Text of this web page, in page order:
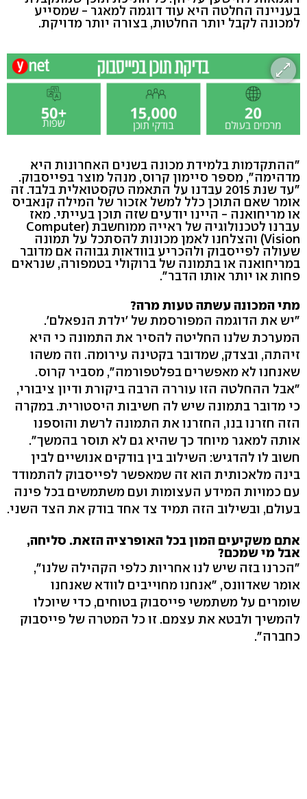
בעניינה החלטה היא עוד דוגמה למאגר - שמסייע
למכונה לקבל יותר החלטות, בצורה יותר מדויקת.
"ההתקדמות בלמידת מכונה בשנים האחרונות היא
מדהימה", מספר סיימון קרוס, מנהל מוצר בפייסבוק.
"עד שנת 2015 עבדנו על התאמה טקסטואלית בלבד. זה
אומר שאם התוכן כלל למשל אזכור של המילה קנאביס
או מריחואנה - היינו יודעים שזה תוכן בעייתי. מאז
עברנו לטכנולוגיה של ראייה ממוחשבת (Computer
Vision) והצלחנו לאמן מכונות להסתכל על תמונה
שעולה לפייסבוק ולהכריע בוודאות גבוהה אם מדובר
במריחואנה או בתמונה של ברוקולי בטמפורה, שנראים
פחות או יותר אותו הדבר".
מתי המכונה עשתה טעות מרה?
"יש את הדוגמה המפורסמת של 'ילדת הנפאלם'.
המערכת שלנו החליטה להסיר את התמונה כי היא
זיהתה, ובצדק, שמדובר בקטינה עירומה. וזה משהו
שאנחנו לא מאפשרים בפלטפורמה", מסביר קרוס.
"אבל ההחלטה הזו עוררה הרבה ביקורת ודיון ציבורי,
כי מדובר בתמונה שיש לה חשיבות היסטורית. במקרה
הזה חזרנו בנו, החזרנו את התמונה לרשת והוספנו
אותה למאגר מיוחד כך שהיא גם לא תוסר בהמשך".
חשוב לו להדגיש: השילוב בין בודקים אנושיים לבין
בינה מלאכותית הוא זה שמאפשר לפייסבוק להתמודד
עם כמויות המידע העצומות ועם משתמשים בכל פינה
בעולם, ובשילוב הזה תמיד צד אחד בודק את הצד השני.
אתם משקיעים המון בכל האופרציה הזאת. סליחה,
אבל מי שמכם?
"הכרנו בזה שיש לנו אחריות כלפי הקהילה שלנו",
אומר שאדוונס, "אנחנו מחוייבים לוודא שאנחנו
שומרים על משתמשי פייסבוק בטוחים, כדי שיוכלו
להמשיך ולבטא את עצמם. זו כל המטרה של פייסבוק
כחברה".